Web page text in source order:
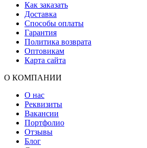
Как заказать
Доставка
Способы оплаты
Гарантия
Политика возврата
Оптовикам
Карта сайта
О КОМПАНИИ
О нас
Реквизиты
Вакансии
Портфолио
Отзывы
Блог